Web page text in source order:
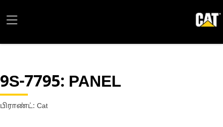
9S-7795: PANEL
பிராண்ட்: Cat